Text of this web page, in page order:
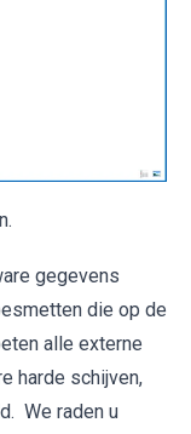
gegevens
die op de
alle externe
harde schijven,
We raden u